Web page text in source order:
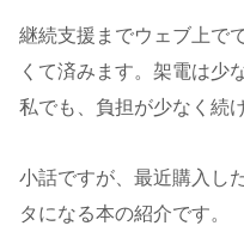
継続支援までウェブ上で
くて済みます。架電は少
私でも、負担が少なく続
小話ですが、最近購入し
タになる本の紹介です。